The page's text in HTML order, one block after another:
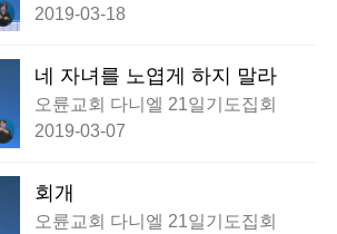
2019-03-18
네 자녀를 노엽게 하지 말라
오륜교회 다니엘 21일기도집회
2019-03-07
회개
오륜교회 다니엘 21일기도집회